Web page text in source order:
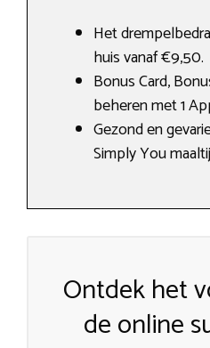
Het
huis vanaf €9,50.
Bonus Card,
beheren met 1
Gezond en
Simply You
Ontdek het
de online